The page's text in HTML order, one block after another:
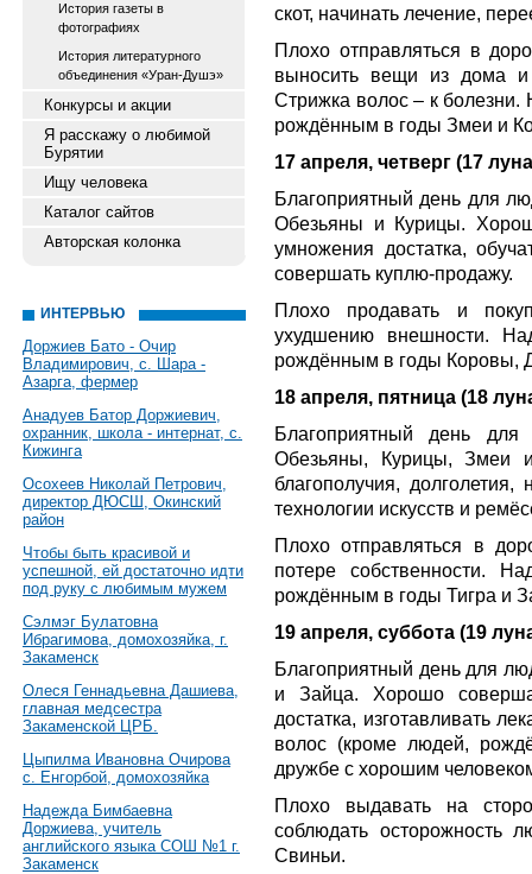
История газеты в
фотографиях
История литературного
объединения «Уран-Душэ»
Конкурсы и акции
Я расскажу о любимой
Бурятии
Ищу человека
Каталог сайтов
Авторская колонка
ИНТЕРВЬЮ
Доржиев Бато - Очир
Владимирович, с. Шара -
Азарга, фермер
Анадуев Батор Доржиевич,
охранник, школа - интернат, с.
Кижинга
Осохеев Николай Петрович,
директор ДЮСШ, Окинский
район
Чтобы быть красивой и
успешной, ей достаточно идти
под руку с любимым мужем
Сэлмэг Булатовна
Ибрагимова, домохозяйка, г.
Закаменск
Олеся Геннадьевна Дашиева,
главная медсестра
Закаменской ЦРБ.
Цыпилма Ивановна Очирова
с. Енгорбой, домохозяйка
Надежда Бимбаевна
Доржиева, учитель
английского языка СОШ №1 г.
Закаменск
скот, начинать лечение,
Плохо отправляться в
выносить вещи из дома и
Стрижка волос – к
рождённым в годы Змеи и
17 апреля, четверг (17
Благоприятный день для
Обезьяны и Курицы.
умножения достатка,
совершать куплю-продажу.
Плохо продавать и
ухудшению внешности.
рождённым в годы Коровы,
18 апреля, пятница (18
Благоприятный день
Обезьяны, Курицы, Змеи
благополучия, долголетия,
технологии искусств и
Плохо отправляться в
потере собственности.
рождённым в годы Тигра и
19 апреля, суббота (19
Благоприятный день для
и Зайца. Хорошо
достатка, изготавливать
волос (кроме людей,
дружбе с хорошим
Плохо выдавать на
соблюдать
Свиньи.